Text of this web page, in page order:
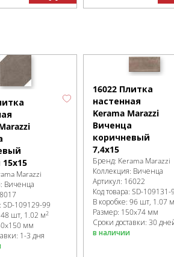
Marazzi
Виченца
SD-109129-99
48 шт, 1.02 м2
мм
1-3 дня
16022 Плитка
настенная
Kerama Marazzi
Виченца
коричневый
7,4х15
Бренд: Kerama Marazzi
Коллекция: Виченца
Артикул: 16022
Код товара: SD-109131-
В коробке: 96 шт, 1.07 м
Размер: 150x74 мм
Сроки доставки: 30
в наличии